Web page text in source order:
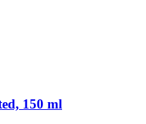
150 ml